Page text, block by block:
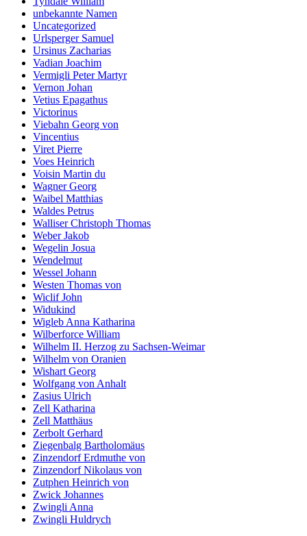
unbekannte Namen
Uncategorized
Urlsperger Samuel
Ursinus Zacharias
Vadian Joachim
Vermigli Peter Martyr
Vernon Johan
Vetius Epagathus
Victorinus
Viebahn Georg von
Vincentius
Viret Pierre
Voes Heinrich
Voisin Martin du
Wagner Georg
Waibel Matthias
Waldes Petrus
Walliser Christoph Thomas
Weber Jakob
Wegelin Josua
Wendelmut
Wessel Johann
Westen Thomas von
Wiclif John
Widukind
Wigleb Anna Katharina
Wilberforce William
Wilhelm II. Herzog zu Sachsen-Weimar
Wilhelm von Oranien
Wishart Georg
Wolfgang von Anhalt
Zasius Ulrich
Zell Katharina
Zell Matthäus
Zerbolt Gerhard
Ziegenbalg Bartholomäus
Zinzendorf Erdmuthe von
Zinzendorf Nikolaus von
Zutphen Heinrich von
Zwick Johannes
Zwingli Anna
Zwingli Huldrych